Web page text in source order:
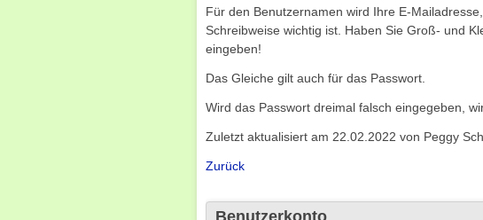
Für den Benutzernamen wird Ihre E-
Schreibweise wichtig ist. Haben Sie Groß- und
eingeben!
Das Gleiche gilt auch für das Passwort.
Wird das Passwort dreimal falsch eingegeben,
Zuletzt aktualisiert am 22.02.2022 von Peggy
Zurück
Benutzerkonto